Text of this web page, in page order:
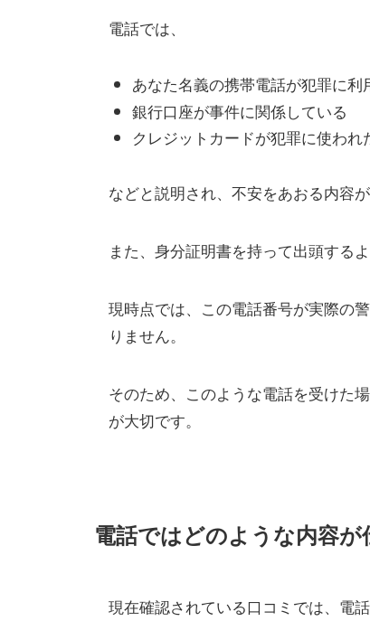
電話では、
あなた名義の携帯電話が犯罪に利
銀行口座が事件に関係している
クレジットカードが犯罪に使われ
などと説明され、不安をあおる内容
また、身分証明書を持って出頭する
現時点では、この電話番号が実際の
りません。
そのため、このような電話を受けた
が大切です。
電話ではどのような内容
現在確認されている口コミでは、電